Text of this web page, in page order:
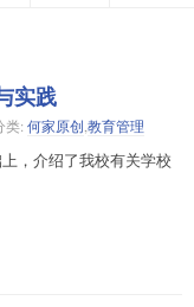
实践
类: 何家原创 教育管理
，介绍了我校有关学校